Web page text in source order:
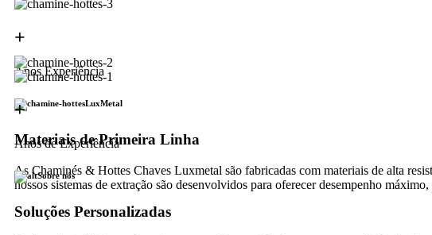
+
Anos Experiência
LuxMetal
Materiais de Primeira Linha
As Chaminés & Hottes Chaves Luxmetal são fabricadas com materiais de alta
nossos sistemas de extração são desenvolvidos para oferecer desempenho
+
Anos de Experiência
Sobre nós
Soluções Personalizadas